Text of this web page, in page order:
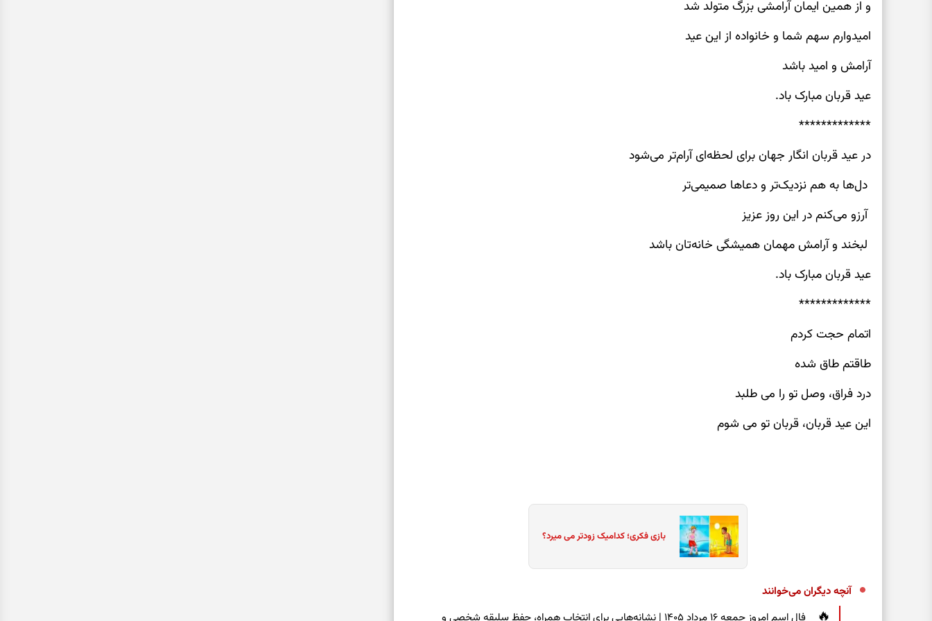
و از همین ایمان آرامشی بزرگ متولد شد
امیدوارم سهم شما و خانواده از این عید
آرامش و امید باشد
عید قربان مبارک باد.
*************
در عید قربان انگار جهان برای لحظه‌ای آرام‌تر می‌شود
دل‌ها به هم نزدیک‌تر و دعاها صمیمی‌تر
آرزو می‌کنم در این روز عزیز
لبخند و آرامش مهمان همیشگی خانه‌تان باشد
عید قربان مبارک باد.
*************
اتمام حجت کردم
طاقتم طاق شده
درد فراق، وصل تو را می طلبد
این عید قربان، قربان تو می شوم
بازی فکری؛ کدامیک زودتر می میرد؟
آنچه دیگران می‌خوانند
فال اسم امروز جمعه ۱۶ مرداد ۱۴۰۵ | نشانه‌هایی برای انتخاب همراه، حفظ سلیقه شخصی و